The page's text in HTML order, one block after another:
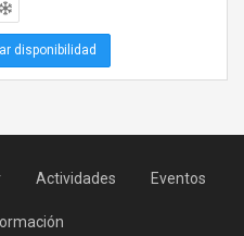
disponibilidad
Actividades Eventos